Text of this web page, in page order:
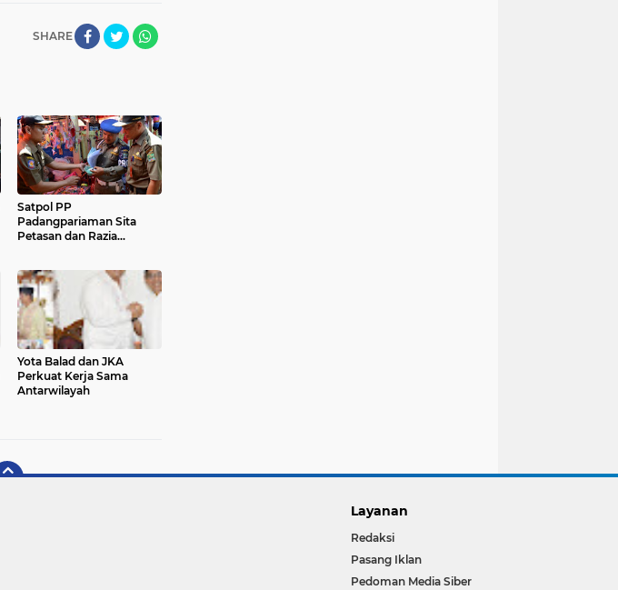
SHARE
Satpol PP
Padangpariaman Sita
Petasan dan Razia
Yota Balad dan JKA
Perkuat Kerja Sama
Antarwilayah
Layanan
Redaksi
Pasang Iklan
Pedoman Media Siber